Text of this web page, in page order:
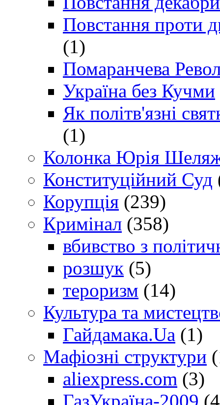
Повстання проти
(1)
Помаранчева
Україна без Кучми
Як політв'язні
(1)
Колонка Юрія
Конституційний Суд
Корупція (239)
Кримінал (358)
вбивство з
розшук (5)
тероризм (14)
Культура та
Гайдамака.Ua (1)
Мафіозні структури
aliexpress.com (3)
ГазУкраїна-2009